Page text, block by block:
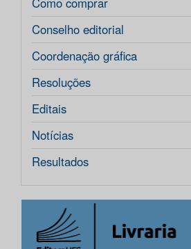
Conselho editorial
Coordenação gráfica
Resoluções
Editais
Notícias
Resultados